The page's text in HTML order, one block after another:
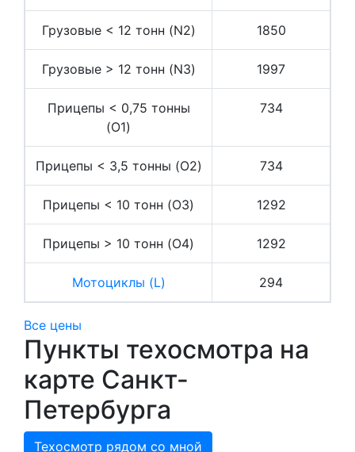
Грузовые < 12 тонн (N2) 1850
Грузовые > 12 тонн (N3) 1997
Прицепы < 0,75 тонны
(O1)
734
Прицепы < 3,5 тонны (O2) 734
Прицепы < 10 тонн (O3) 1292
Прицепы > 10 тонн (O4) 1292
Мотоциклы (L) 294
Все цены
Пункты техосмотра на
карте Санкт-
Петербурга
Техосмотр рядом со мной